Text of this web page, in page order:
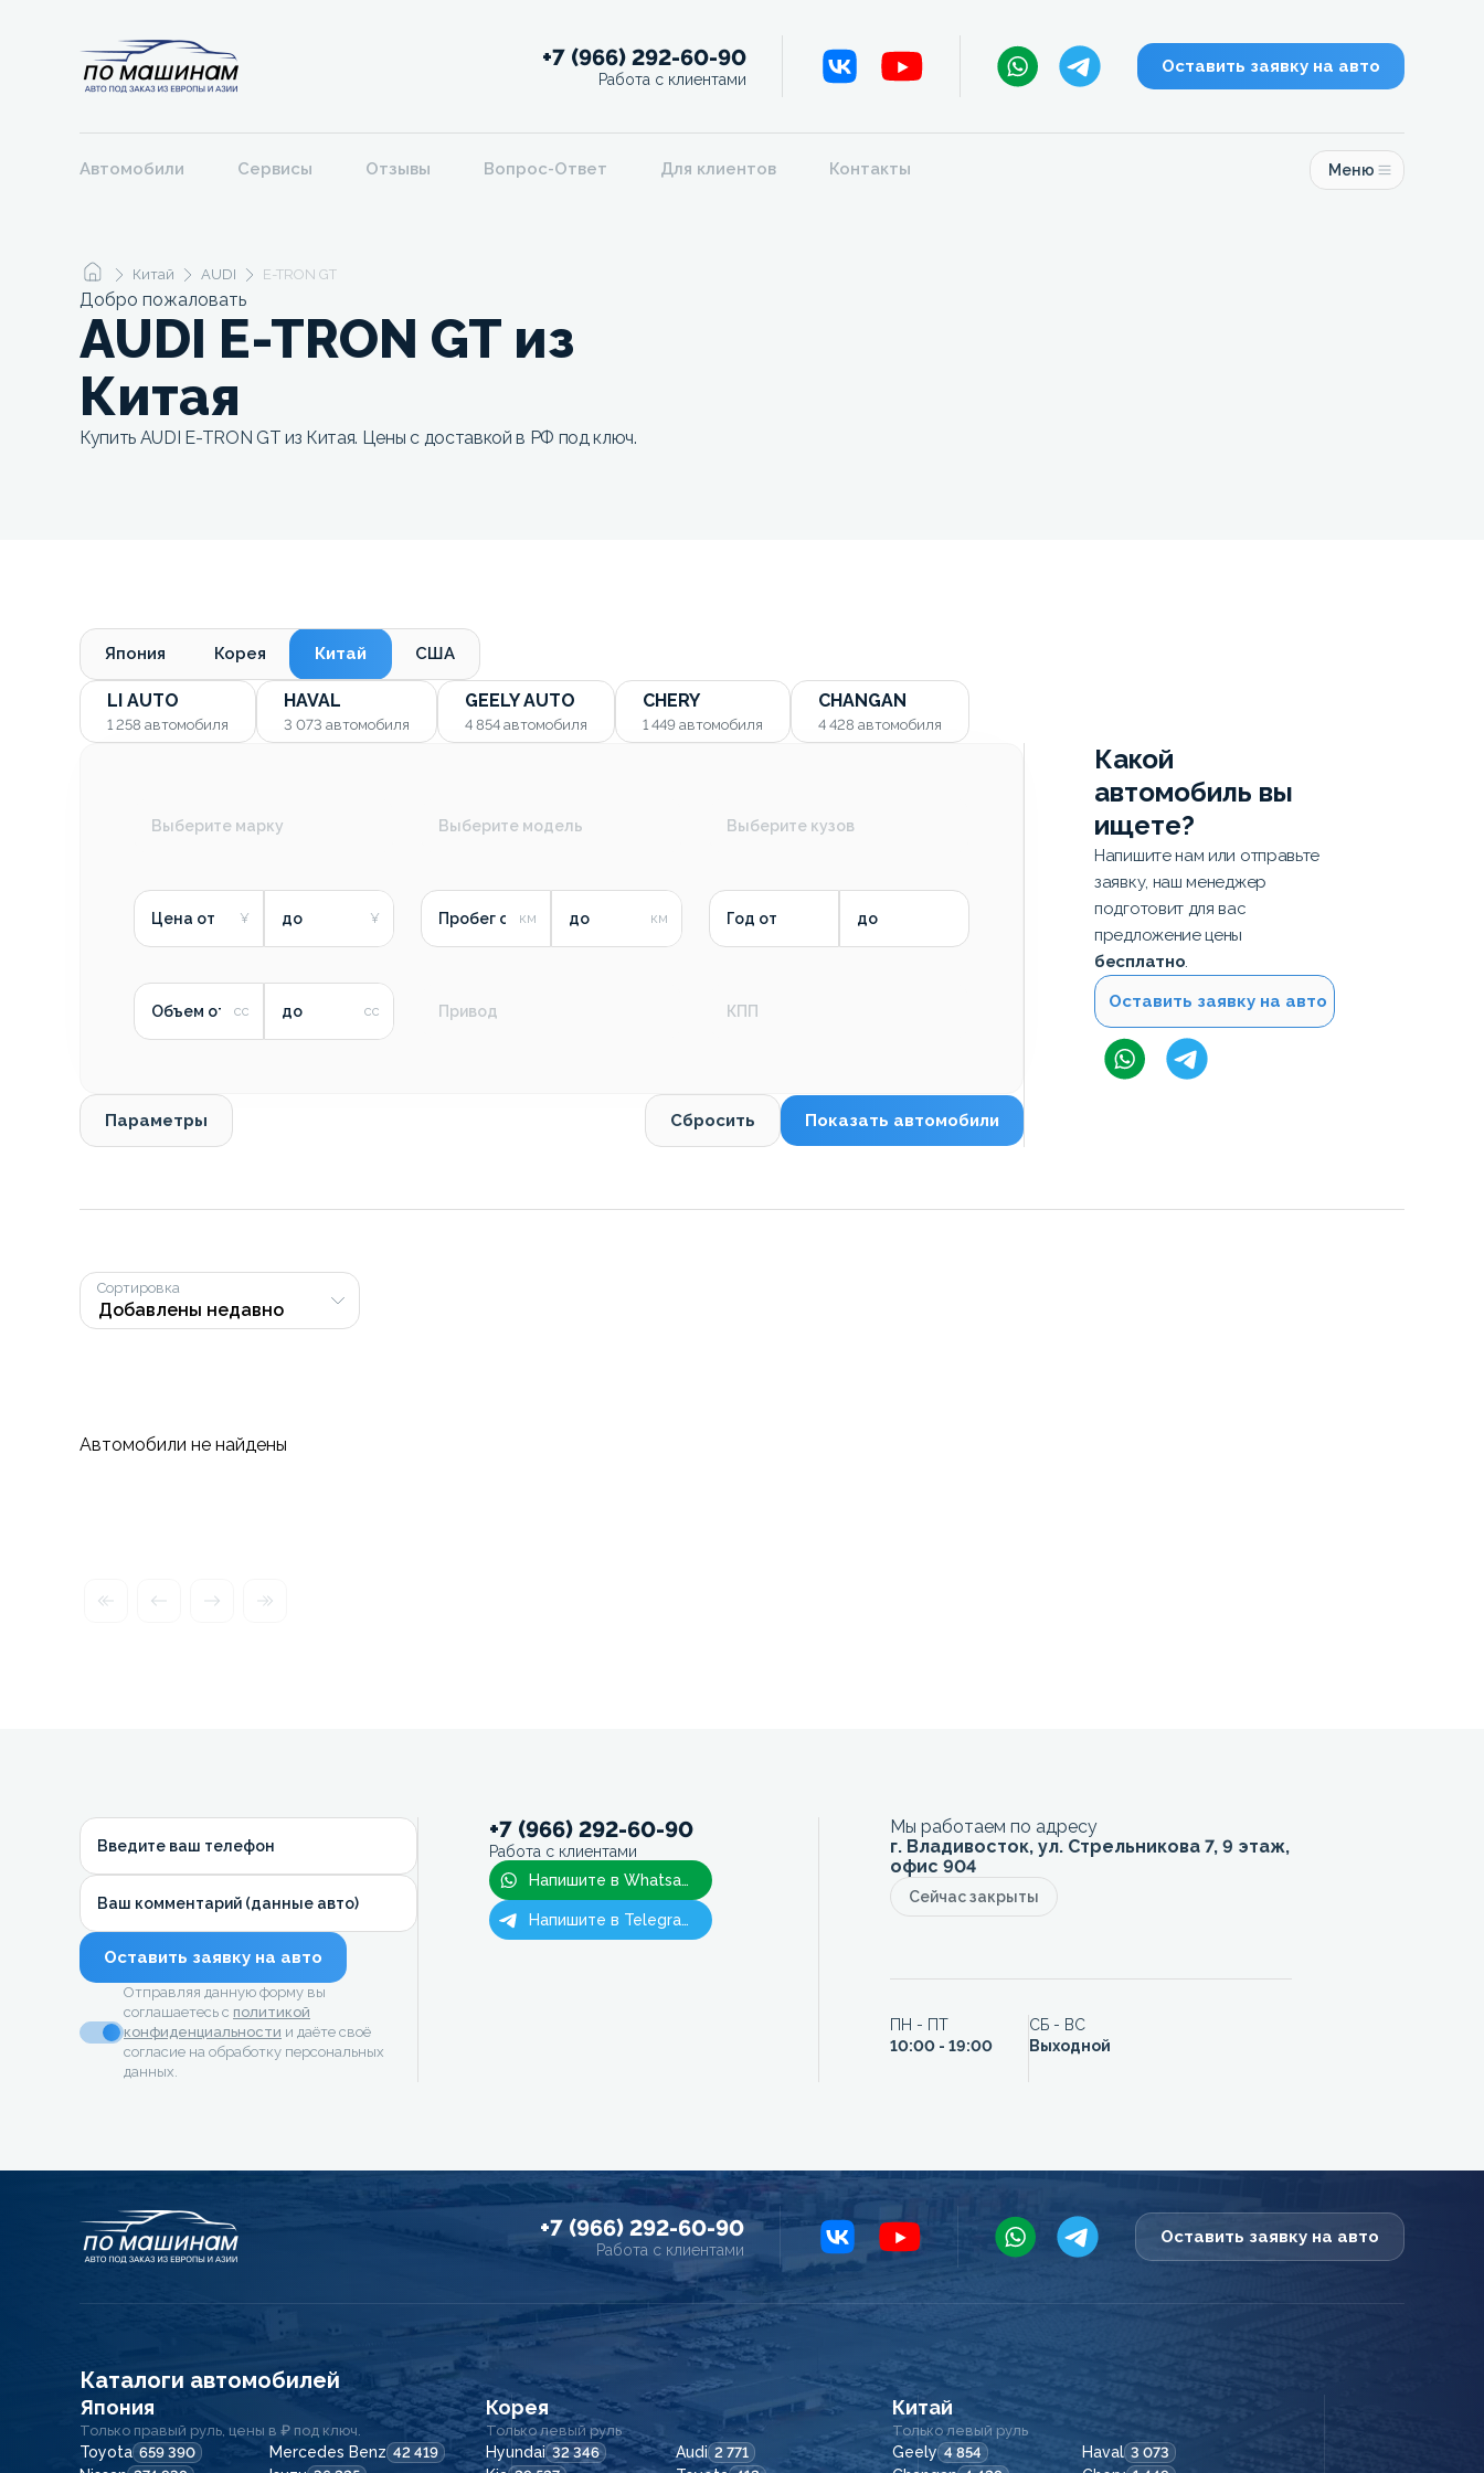
+7 (966) 292-60-90
Работа с клиентами
Оставить заявку на авто
Автомобили Сервисы Отзывы Вопрос-Ответ Для клиентов Контакты Меню
Китай AUDI E-TRON GT
Добро пожаловать
AUDI E-TRON GT из
Китая
Купить AUDI E-TRON GT из Китая. Цены с доставкой в РФ под ключ.
Япония Корея Китай США
LI AUTO
1 258 автомобиля
HAVAL
3 073 автомобиля
GEELY AUTO
4 854 автомобиля
CHERY
1 449 автомобиля
CHANGAN
4 428 автомобиля
Выберите марку Выберите модель Выберите кузов
Цена от до Пробег от до Год от до
Объем от до Привод КПП
Параметры Сбросить Показать автомобили
Какой
автомобиль вы
ищете?
Напишите нам или отправьте
заявку, наш менеджер
подготовит для вас
предложение цены
бесплатно.
Оставить заявку на авто
Сортировка
Автомобили не найдены
Введите ваш телефон
Ваш комментарий (данные авто)
Оставить заявку на авто
Отправляя данную форму вы
соглашаетесь с политикой
конфиденциальности и даёте своё
согласие на обработку персональных
данных.
+7 (966) 292-60-90
Работа с клиентами
Напишите в Whatsapp
Напишите в Telegram
Мы работаем по адресу
г. Владивосток, ул. Стрельникова 7, 9 этаж,
офис 904
Сейчас закрыты
ПН - ПТ
10:00 - 19:00
СБ - ВС
Выходной
+7 (966) 292-60-90
Работа с клиентами
Оставить заявку на авто
Каталоги автомобилей
Япония
Только правый руль, цены в ₽ под ключ.
Toyota 659 390 Mercedes Benz 42 419
Корея
Только левый руль
Hyundai 32 346 Audi 2 771
Китай
Только левый руль
Geely 4 854 Haval 3 073